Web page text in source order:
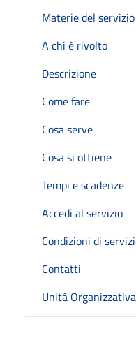
Materie del servizio
A chi è rivolto
Descrizione
Come fare
Cosa serve
Cosa si ottiene
Tempi e scadenze
Accedi al servizio
Condizioni di
Contatti
Unità